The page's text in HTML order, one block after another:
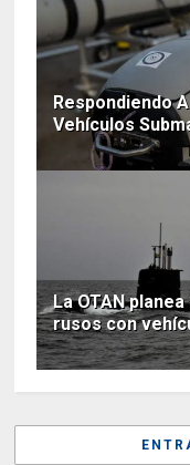
Respondiendo
Vehículos
La OTAN
rusos con